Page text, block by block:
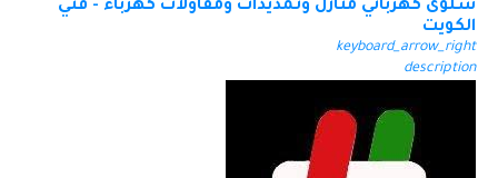
سلوى كهربائي منازل وتمديدات ومقاولات كهرباء - فني
الكويت
keyboard_arrow_right
description